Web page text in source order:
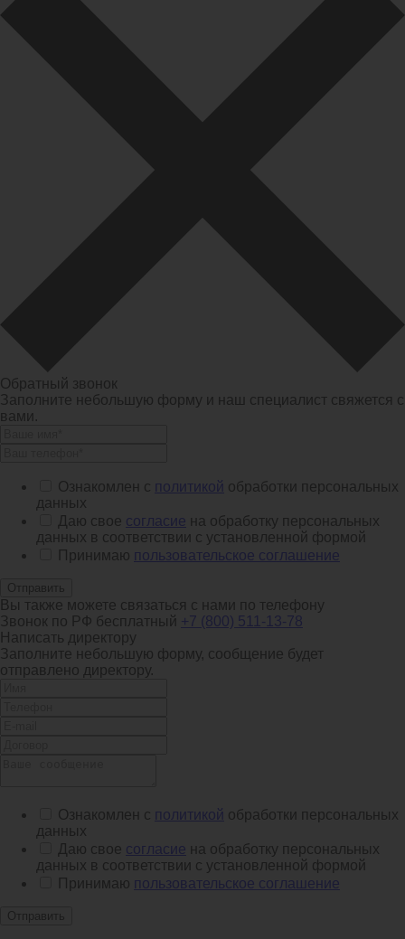
Обратный звонок
Заполните небольшую форму и наш специалист свяжется с
вами.
Ознакомлен с политикой обработки персональных
данных
Даю свое согласие на обработку персональных
данных в соответствии с установленной формой
Принимаю пользовательское соглашение
Отправить
Вы также можете связаться с нами по телефону
Звонок по РФ бесплатный +7 (800) 511-13-78
Написать директору
Заполните небольшую форму, сообщение будет
отправлено директору.
Ознакомлен с политикой обработки персональных
данных
Даю свое согласие на обработку персональных
данных в соответствии с установленной формой
Принимаю пользовательское соглашение
Отправить